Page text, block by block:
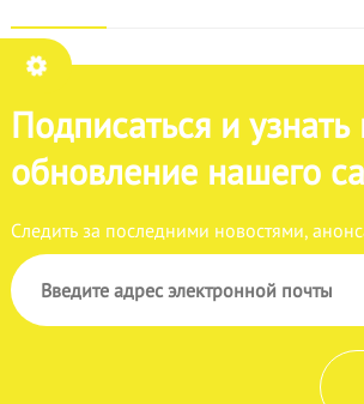
Подписаться и
обновление нашего
Следить за последними новостями,